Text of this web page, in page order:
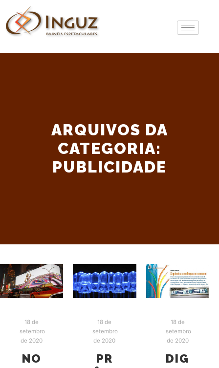
ARQUIVOS DA
CATEGORIA:
PUBLICIDADE
18 de
setembro
de 2020
NO
18 de
setembro
de 2020
PR
18 de
setembro
de 2020
DIG